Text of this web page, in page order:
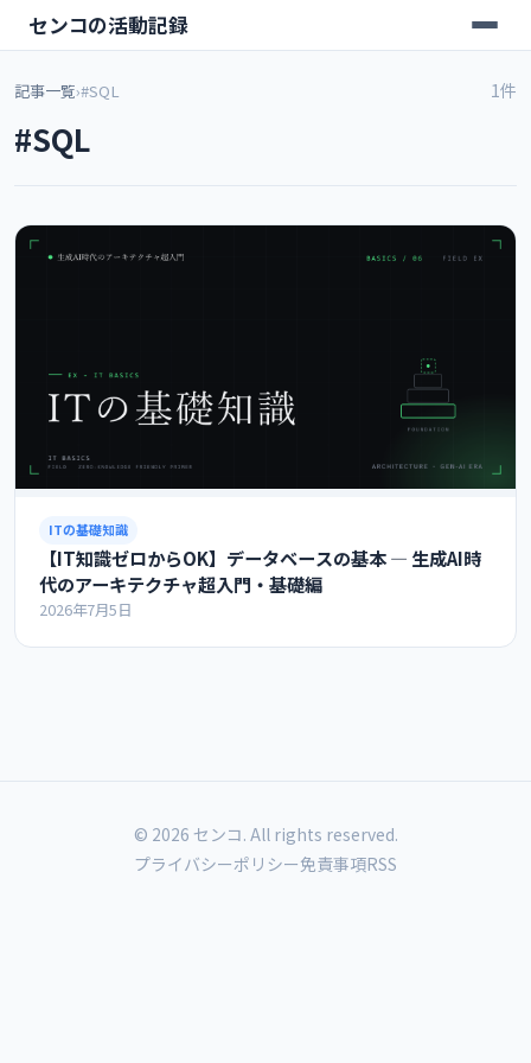
センコの活動記録
記事一覧›#SQL
#SQL
1件
ITの基礎知識
【IT知識ゼロからOK】データベースの基本 ― 生成AI時
代のアーキテクチャ超入門・基礎編
2026年7月5日
© 2026 センコ. All rights reserved.
プライバシーポリシー免責事項RSS